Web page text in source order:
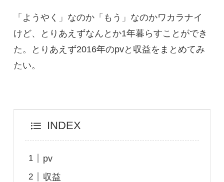
「ようやく」なのか「もう」なのかワカラナイ
けど、とりあえずなんとか1年暮らすことができ
た。とりあえず2016年のpvと収益をまとめてみ
たい。
INDEX
pv
収益